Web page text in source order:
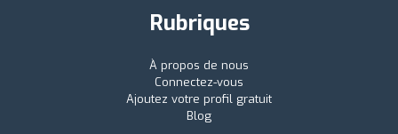
Rubriques
À propos de nous
Connectez-vous
Ajoutez votre profil gratuit
Blog